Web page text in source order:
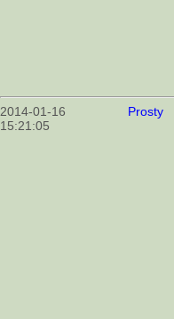
2014-01-16
15:21:05
Prosty